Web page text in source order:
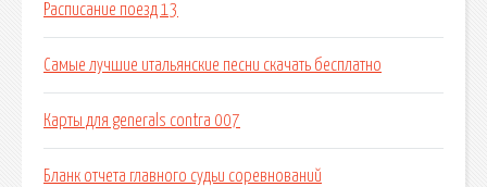
Расписание поезд 13
Самые лучшие итальянские песни скачать бесплатно
Карты для generals contra 007
Бланк отчета главного судьи соревнований